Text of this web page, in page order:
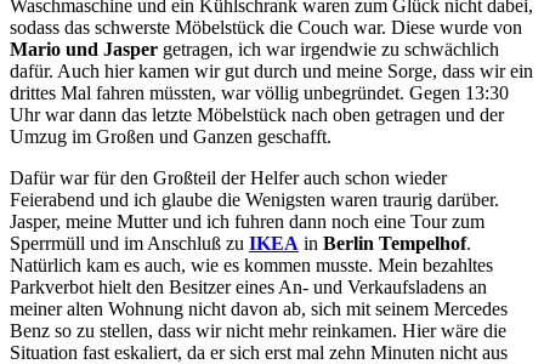
Waschmaschine und ein Kühlschrank waren zum Glück nicht dabei,
sodass das schwerste Möbelstück die Couch war. Diese wurde von
Mario und Jasper getragen, ich war irgendwie zu schwächlich
dafür. Auch hier kamen wir gut durch und meine Sorge, dass wir ein
drittes Mal fahren müssten, war völlig unbegründet. Gegen 13:30
Uhr war dann das letzte Möbelstück nach oben getragen und der
Umzug im Großen und Ganzen geschafft.
Dafür war für den Großteil der Helfer auch schon wieder
Feierabend und ich glaube die Wenigsten waren traurig darüber.
Jasper, meine Mutter und ich fuhren dann noch eine Tour zum
Sperrmüll und im Anschluß zu IKEA in Berlin Tempelhof.
Natürlich kam es auch, wie es kommen musste. Mein bezahltes
Parkverbot hielt den Besitzer eines An- und Verkaufsladens an
meiner alten Wohnung nicht davon ab, sich mit seinem Mercedes
Benz so zu stellen, dass wir nicht mehr reinkamen. Hier wäre die
Situation fast eskaliert, da er sich erst mal zehn Minuten nicht aus